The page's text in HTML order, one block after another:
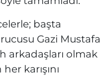
başta
Gazi Mustafa
arkadaşları olmak
karışını